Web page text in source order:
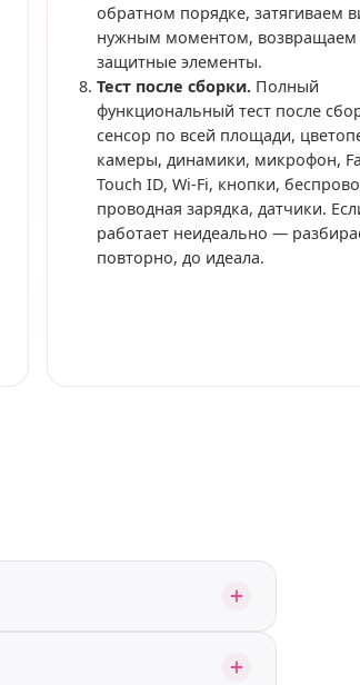
обратном порядке, затягиваем
нужным моментом, возвращаем
защитные элементы.
Тест после сборки.Полный
функциональный тест после
сенсор по всей площади,
камеры, динамики, микрофон,
Touch ID, Wi-Fi, кнопки,
проводная зарядка, датчики.
работает неидеально —
повторно, до идеала.